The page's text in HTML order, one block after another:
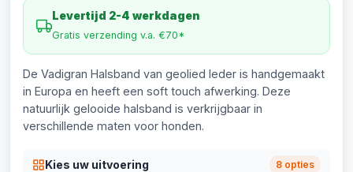
Levertijd 2-4 werkdagen
Gratis verzending v.a. €70*
De Vadigran Halsband van geolied leder is handgemaakt
in Europa en heeft een soft touch afwerking. Deze
natuurlijk gelooide halsband is verkrijgbaar in
verschillende maten voor honden.
Kies uw uitvoering 8 opties